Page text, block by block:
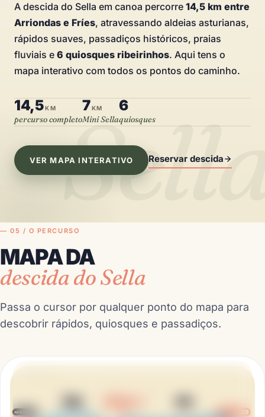
A descida do Sella em canoa percorre 14,5 km entre
Arriondas e Fríes, atravessando aldeias asturianas,
rápidos suaves, passadiços históricos, praias
fluviais e 6 quiosques ribeirinhos. Aqui tens o
mapa interativo com todos os pontos do caminho.
14,5KM
percurso completo
7 KM
Mini Sella
6
quiosques
VER MAPA INTERATIVO Reservar descida
— 05 / O PERCURSO
MAPA DA
descida do Sella
Passa o cursor por qualquer ponto do mapa para
descobrir rápidos, quiosques e passadiços.
ARRIONDAS